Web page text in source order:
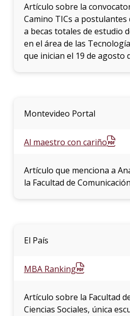
Artículo sobre la
Camino TICs a postulantes
a becas totales de estudio
en el área de las
que inician el 19 de agosto
Montevideo Portal
Al maestro con cariño
Artículo que menciona a
la Facultad de
El País
MBA Ranking
Artículo sobre la Facultad
Ciencias Sociales, única